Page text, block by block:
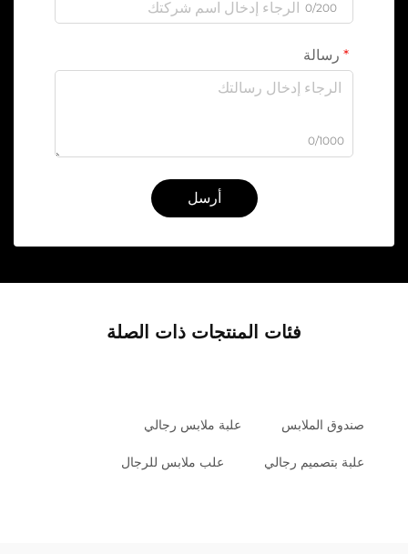
0/200
رسالة
0/1000
أرسل
فئات المنتجات ذات الصلة
صندوق الملابس علبة ملابس رجالي
علبة بتصميم رجالي علب ملابس للرجال